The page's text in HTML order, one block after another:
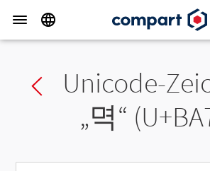
Previous char
Unicode-
„멱“